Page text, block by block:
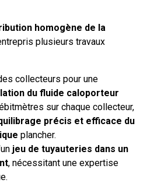
homogène de la
plusieurs travaux
collecteurs pour une
du fluide caloporteur
sur chaque collecteur,
précis et efficace du
plancher.
jeu de tuyauteries dans un
, nécessitant une expertise